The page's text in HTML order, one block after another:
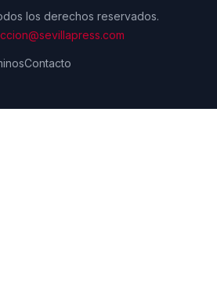
los derechos reservados.
Contacto